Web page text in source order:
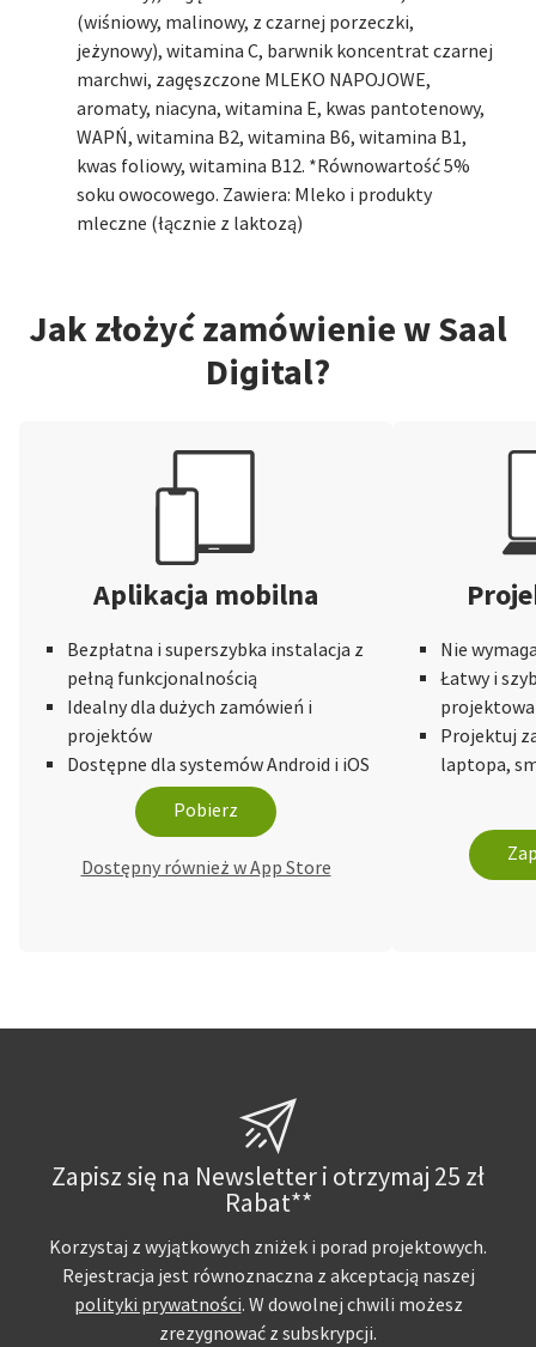
(wiśniowy, malinowy, z czarnej porzeczki,
jeżynowy), witamina C, barwnik koncentrat czarnej
marchwi, zagęszczone MLEKO NAPOJOWE,
aromaty, niacyna, witamina E, kwas pantotenowy,
WAPŃ, witamina B2, witamina B6, witamina B1,
kwas foliowy, witamina B12. *Równowartość 5%
soku owocowego. Zawiera: Mleko i produkty
mleczne (łącznie z laktozą)
Jak złożyć zamówienie w Saal
Digital?
Aplikacja mobilna
Bezpłatna i superszybka instalacja z
pełną funkcjonalnością
Idealny dla dużych zamówień i
projektów
Dostępne dla systemów Android i iOS
Pobierz
Dostępny również w App Store
Nie
Łatwy i
Projektuj
laptopa,
Zapisz się na Newsletter i otrzymaj 25 zł
Rabat**
Korzystaj z wyjątkowych zniżek i porad projektowych.
Rejestracja jest równoznaczna z akceptacją naszej
polityki prywatności. W dowolnej chwili możesz
zrezygnować z subskrypcji.